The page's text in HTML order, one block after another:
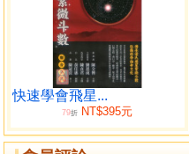
第九節 諸葛亮與天機星
第十節 劉禪與天同星
第十一節 魯肅與天相星
第十二節 關羽與七殺星
第十三節 貂蟬與太陰星
第十四節 趙雲與太陽星
快速學會飛星...
79折 NT$395元